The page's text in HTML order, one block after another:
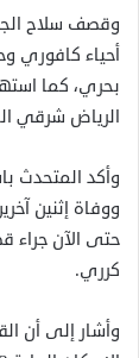
وقصف سلاح
أحياء كافوري
بحري، كما
الرياض شرقي
ووفاة إثنين
حتى الآن جراء
كرري.